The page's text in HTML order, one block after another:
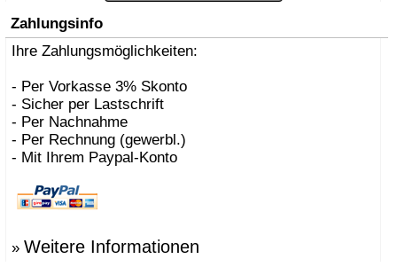
Zahlungsinfo
Ihre Zahlungsmöglichkeiten:
- Per Vorkasse 3% Skonto
- Sicher per Lastschrift
- Per Nachnahme
- Per Rechnung (gewerbl.)
- Mit Ihrem Paypal-Konto
» Weitere Informationen